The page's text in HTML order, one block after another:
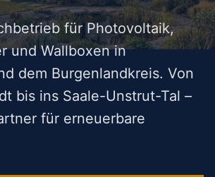
für Photovoltaik,
und Wallboxen in
dem Burgenlandkreis. Von
bis ins Saale-Unstrut-Tal –
für erneuerbare